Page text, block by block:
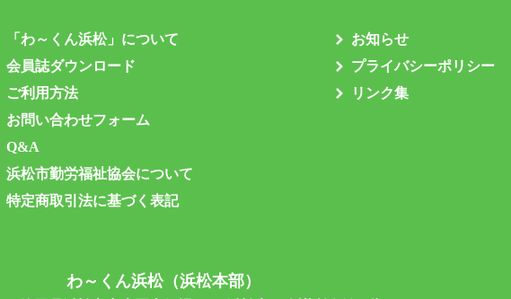
「わ～くん浜松」について
会員誌ダウンロード
ご利用方法
お問い合わせフォーム
Q&A
浜松市勤労福祉協会について
特定商取引法に基づく表記
お知らせ
プライバシーポリシー
リンク集
わ～くん浜松（浜松本部）